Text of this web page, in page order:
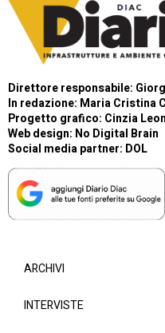
Direttore responsabile:
In redazione: Maria Cristina
Progetto grafico: Cinzia
Web design: No Digital Brain
Social media partner: DOL
ARCHIVI
INTERVISTE